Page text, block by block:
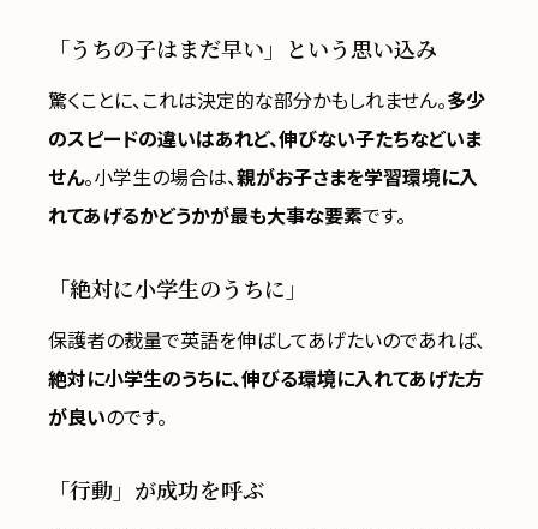
「うちの子はまだ早い」という思い込み
驚くことに、これは決定的な部分かもしれません。多少
のスピードの違いはあれど、伸びない子たちなどいま
せん。小学生の場合は、親がお子さまを学習環境に入
れてあげるかどうかが最も大事な要素です。
「絶対に小学生のうちに」
保護者の裁量で英語を伸ばしてあげたいのであれば、
絶対に小学生のうちに、伸びる環境に入れてあげた方
が良いのです。
「行動」が成功を呼ぶ